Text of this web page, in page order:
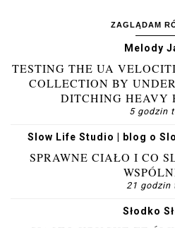
ZAGLĄDAM
Melody
TESTING THE UA
COLLECTION BY
DITCHING HEAVY
5 godzin
Slow Life Studio | blog o
SPRAWNE CIAŁO I CO
21 godzin
Słodko